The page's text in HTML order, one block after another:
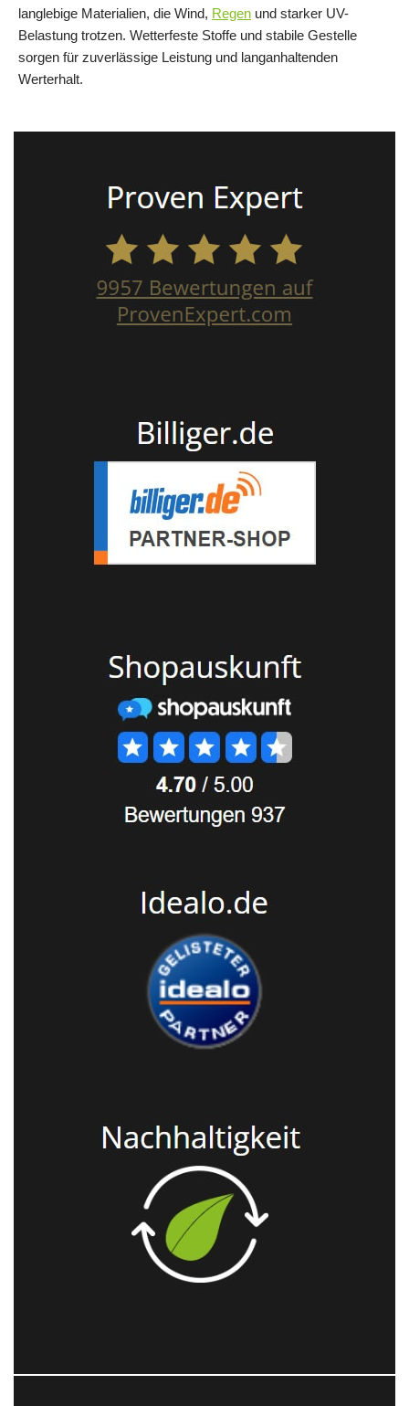
langlebige Materialien, die Wind, Regen und starker UV-
Belastung trotzen. Wetterfeste Stoffe und stabile Gestelle
sorgen für zuverlässige Leistung und langanhaltenden
Werterhalt.